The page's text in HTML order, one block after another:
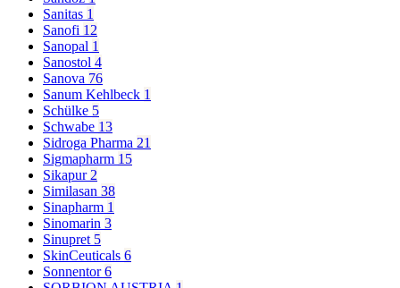
Sanitas 1
Sanofi 12
Sanopal 1
Sanostol 4
Sanova 76
Sanum Kehlbeck 1
Schülke 5
Schwabe 13
Sidroga Pharma 21
Sigmapharm 15
Sikapur 2
Similasan 38
Sinapharm 1
Sinomarin 3
Sinupret 5
SkinCeuticals 6
Sonnentor6